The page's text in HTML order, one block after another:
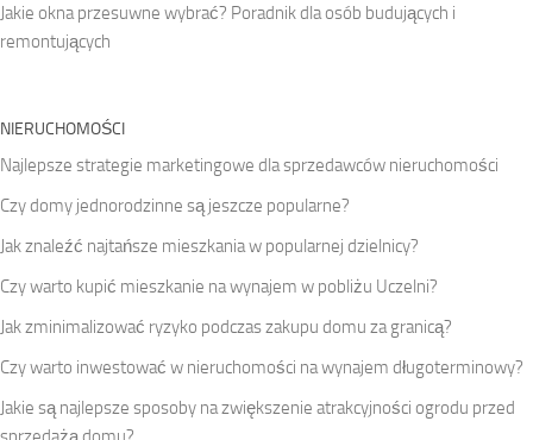
Jakie okna przesuwne wybrać? Poradnik dla osób budujących i
remontujących
NIERUCHOMOŚCI
Najlepsze strategie marketingowe dla sprzedawców nieruchomości
Czy domy jednorodzinne są jeszcze popularne?
Jak znaleźć najtańsze mieszkania w popularnej dzielnicy?
Czy warto kupić mieszkanie na wynajem w pobliżu Uczelni?
Jak zminimalizować ryzyko podczas zakupu domu za granicą?
Czy warto inwestować w nieruchomości na wynajem długoterminowy?
Jakie są najlepsze sposoby na zwiększenie atrakcyjności ogrodu przed